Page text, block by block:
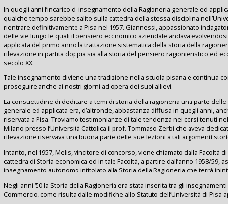
In quegli anni l’incarico di insegnamento della Ragioneria generale ed
qualche tempo sarebbe salito sulla cattedra della stessa disciplina
rientrare definitivamente a Pisa nel 1957. Giannessi, appassionato
delle vie lungo le quali il pensiero economico aziendale andava
applicata del primo anno la trattazione sistematica della storia della
rilevazione in partita doppia sia alla storia del pensiero ragionieristico ed
secolo XX.
Tale insegnamento diviene una tradizione nella scuola pisana e continua
proseguire anche ai nostri giorni ad opera dei suoi allievi.
La consuetudine di dedicare a temi di storia della ragioneria una parte
generale ed applicata era, d’altronde, abbastanza diffusa in quegli anni,
riservata a Pisa. Troviamo testimonianze di tale tendenza nei corsi tenuti
Milano presso l’Università Cattolica il prof. Tommaso Zerbi che aveva
rilevazione riservava una buona parte delle sue lezioni a tali argomenti
Intanto, nel 1957, Melis, vincitore di concorso, viene chiamato dalla Facoltà
cattedra di Storia economica ed in tale Facoltà, a partire dall’anno 1958/59,
insegnamento autonomo intitolato alla Storia della Ragioneria che terrà
Negli anni ‘50 la Storia della Ragioneria era stata inserita tra gli
Commercio, come risulta dalle modifiche allo Statuto dell’Università di Pisa